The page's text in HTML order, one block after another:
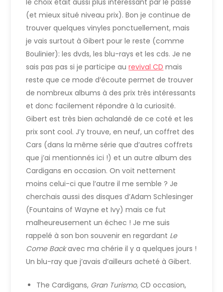
(et mieux situé niveau prix). Bon je continue de
trouver quelques vinyles ponctuellement, mais
je vais surtout à Gibert pour le reste (comme
Boulinier): les dvds, les blu-rays et les cds. Je ne
sais pas pas si je participe aurevival CD mais
reste que ce mode d’écoute permet de trouver
de nombreux albums à des prix très intéressants
et donc facilement répondre à la curiosité.
Gibert est très bien achalandé de ce coté et les
prix sont cool. J’y trouve, en neuf, un coffret des
Cars (dans la même série que d’autres coffrets
que j’ai mentionnés ici !) et un autre album des
Cardigans en occasion. On voit nettement
moins celui-ci que l’autre il me semble ? Je
cherchais aussi des disques d’Adam Schlesinger
(Fountains of Wayne et Ivy) mais ce fut
malheureusement un échec ! Je me suis
rappelé à son bon souvenir en regardant Le
Come Backavec ma chérie il y a quelques jours !
Un blu-ray que j’avais d’ailleurs acheté à Gibert.
The Cardigans, Gran Turismo,CD occasion,